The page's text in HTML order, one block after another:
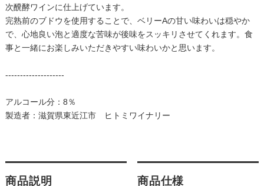
次醗酵ワインに仕上げています。
完熟前のブドウを使用することで、ベリーAの甘い味わいは穏やか
で、心地良い泡と適度な苦味が後味をスッキリさせてくれます。食
事と一緒にお楽しみいただきやすい味わいかと思います。
--------------------
アルコール分：8％
製造者：滋賀県東近江市 ヒトミワイナリー
商品説明 商品仕様